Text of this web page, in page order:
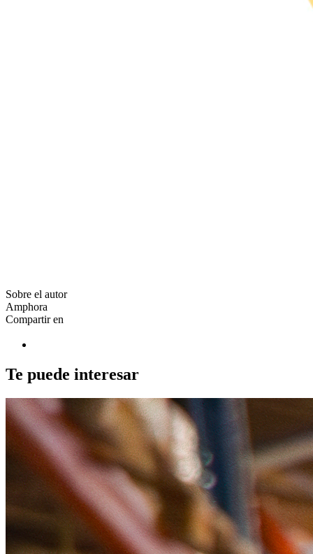
Sobre el autor
Amphora
Compartir en
Te puede interesar